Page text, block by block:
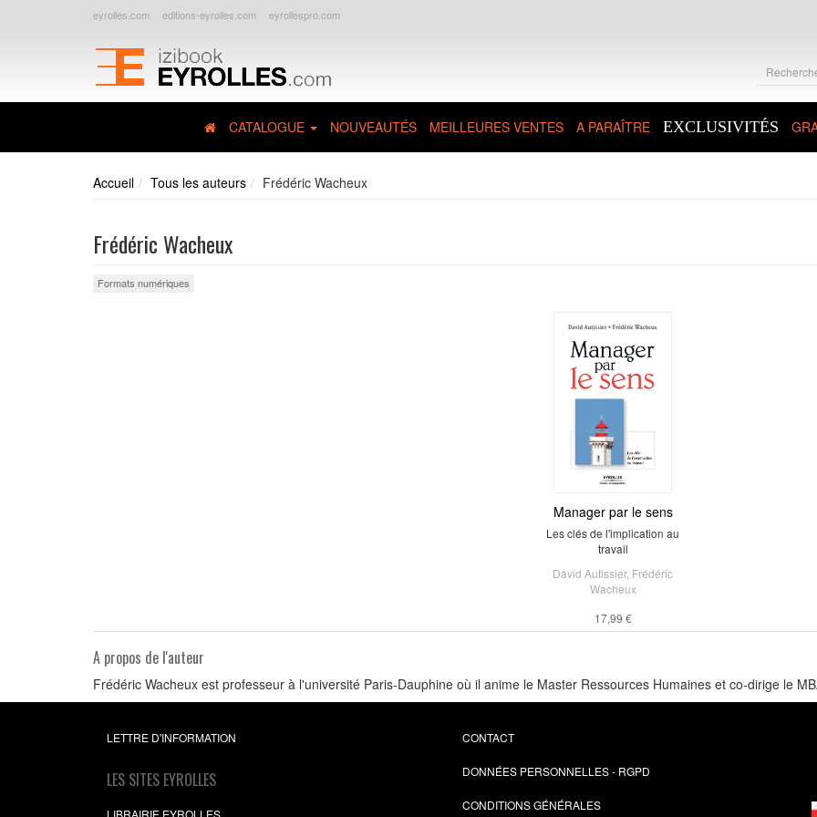
eyrolles.com editions-eyrolles.com eyrollespro.com
CATALOGUE NOUVEAUTÉS MEILLEURES VENTES A PARAÎTRE EXCLUSIVITÉS
Accueil Tous les auteurs Frédéric Wacheux
Frédéric Wacheux
Formats numériques
Manager par le sens
Les clés de l'implication au
travail
David Autissier, Frédéric
Wacheux
17,99 €
A propos de l'auteur
Frédéric Wacheux est professeur à l'université Paris-Dauphine où il anime le Master Ressources Humaines et co-dirige le
LETTRE D'INFORMATION
LES SITES EYROLLES
LIBRAIRIE EYROLLES
CONTACT
DONNÉES PERSONNELLES - RGPD
CONDITIONS GÉNÉRALES